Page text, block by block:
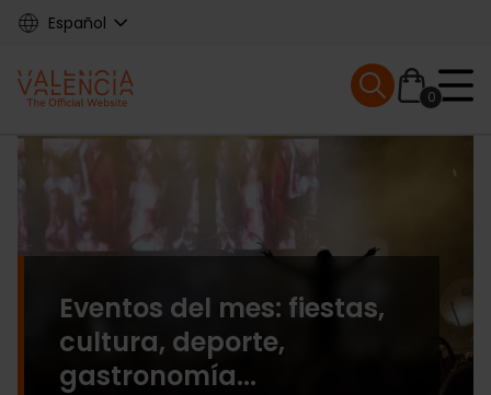
Skip
content
Español
Main
navigation
0
Mobile menu
Eventos del mes: fiestas,
cultura, deporte,
gastronomía...